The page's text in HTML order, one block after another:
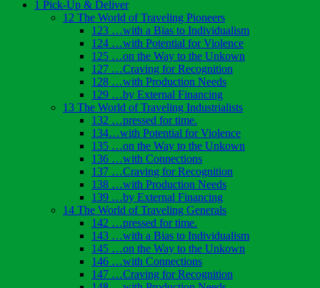
1 Pick-Up & Deliver
12 The World of Traveling Pioneers
123 …with a Bias to Individualism
124 …with Potential for Violence
125 …on the Way to the Unkown
127 …Craving for Recognition
128 …with Production Needs
129 …by External Financing
13 The World of Traveling Industrialists
132 …pressed for time.
134…with Potential for Violence
135 …on the Way to the Unkown
136 …with Connections
137 …Craving for Recognition
138 …with Production Needs
139 …by External Financing
14 The World of Traveling Generals
142 …pressed for time.
143 …with a Bias to Individualism
145 …on the Way to the Unkown
146 …with Connections
147 …Craving for Recognition